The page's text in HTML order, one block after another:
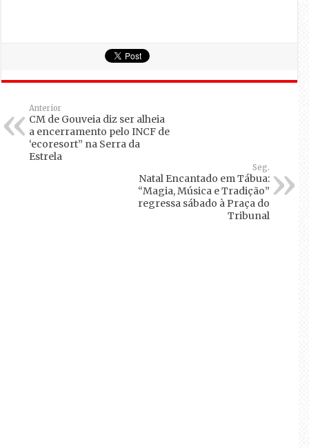
Anterior
CM de Gouveia diz ser alheia
a encerramento pelo INCF de
‘ecoresort” na Serra da
Estrela
Seg.
Natal Encantado em Tábua:
“Magia, Música e Tradição”
regressa sábado à Praça do
Tribunal